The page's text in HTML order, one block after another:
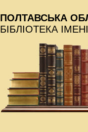
ПОЛТАВСЬКА
БІБЛІОТЕКА